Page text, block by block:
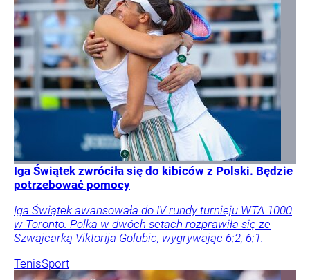
Iga Świątek zwróciła się do kibiców z Polski. Będzie
potrzebować pomocy
Iga Świątek awansowała do IV rundy turnieju WTA 1000
w Toronto. Polka w dwóch setach rozprawiła się ze
Szwajcarką Viktorija Golubic, wygrywając 6:2, 6:1.
TenisSport